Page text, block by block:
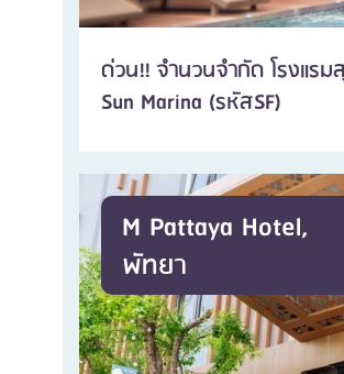
ด่วน!! จำนวนจำกัด โรงแร
Sun Marina (รหัสSF)
M Pattaya Hotel,
พัทยา